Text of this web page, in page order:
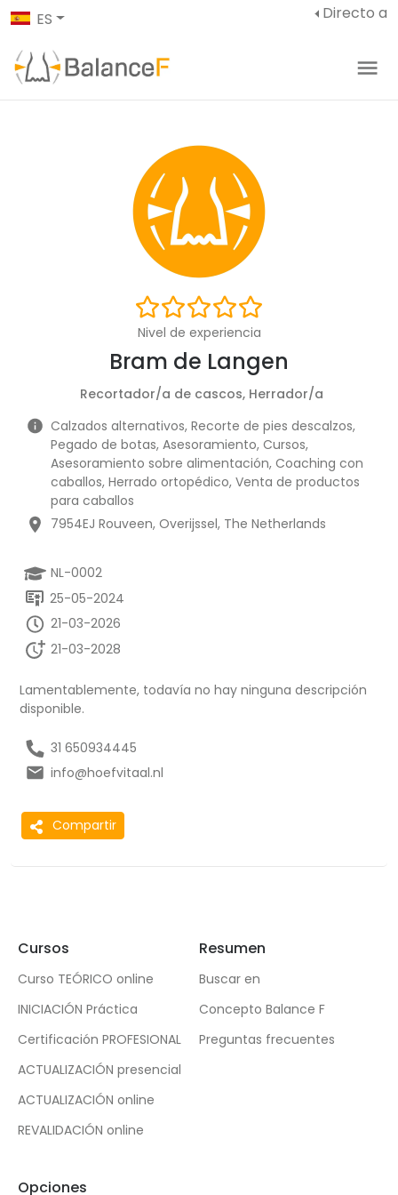
ES Directo a
Nivel de experiencia
Bram de Langen
Recortador/a de cascos, Herrador/a
Calzados alternativos, Recorte de pies descalzos,
Pegado de botas, Asesoramiento, Cursos,
Asesoramiento sobre alimentación, Coaching con
caballos, Herrado ortopédico, Venta de productos
para caballos
7954EJ Rouveen, Overijssel, The Netherlands
NL-0002
25-05-2024
21-03-2026
21-03-2028
Lamentablemente, todavía no hay ninguna descripción
disponible.
31 650934445
info@hoefvitaal.nl
Compartir
Cursos
Curso TEÓRICO online
INICIACIÓN Práctica
Certificación PROFESIONAL
ACTUALIZACIÓN presencial
ACTUALIZACIÓN online
REVALIDACIÓN online
Resumen
Buscar en
Concepto Balance F
Preguntas frecuentes
Opciones